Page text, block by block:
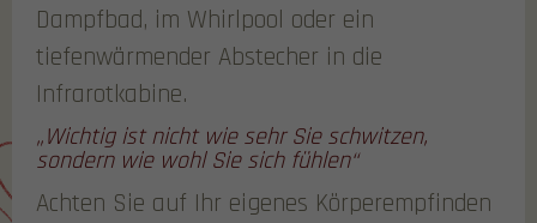
Dampfbad, im Whirlpool oder ein
tiefenwärmender Abstecher in die
Infrarotkabine.
„Wichtig ist nicht wie sehr Sie schwitzen,
sondern wie wohl Sie sich fühlen“
Achten Sie auf Ihr eigenes Körperempfinden